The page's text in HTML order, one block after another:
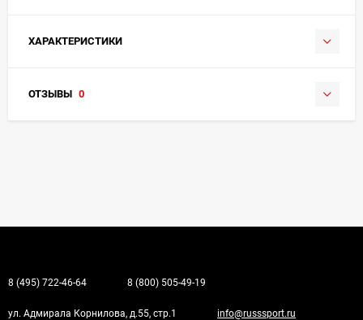
ХАРАКТЕРИСТИКИ
ОТЗЫВЫ 0
8 (495) 722-46-64 8 (800) 505-49-19
ул. Адмирала Корнилова, д.55, стр.1 info@russsport.ru